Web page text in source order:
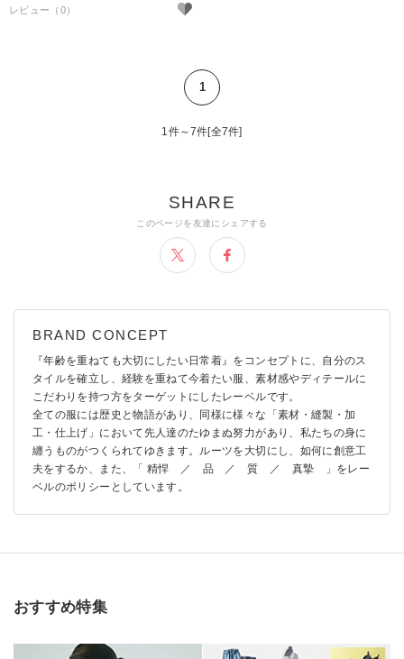
1
1件～7件[全7件]
『年齢を重ねても大切にしたい日常着』をコンセプトに、自分のス
タイルを確立し、経験を重ねて今着たい服、素材感やディテールに
こだわりを持つ方をターゲットにしたレーベルです。
全ての服には歴史と物語があり、同様に様々な「素材・縫製・加
工・仕上げ」において先人達のたゆまぬ努力があり、私たちの身に
纏うものがつくられてゆきます。ルーツを大切にし、如何に創意工
夫をするか、また、「 精悍 ／ 品 ／ 質 ／ 真摯 」をレー
ベルのポリシーとしています。
おすすめ特集